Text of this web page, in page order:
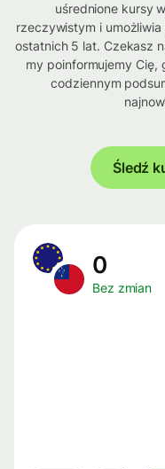
uśrednione kursy
rzeczywistym i
ostatnich 5 lat. Czekasz
my poinformujemy Cię,
codziennym
Śledź
0
Bez zmian